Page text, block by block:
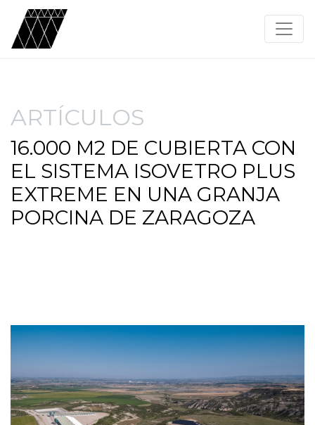
ARTÍCULOS
16.000 M2 DE CUBIERTA CON
EL SISTEMA ISOVETRO PLUS
EXTREME EN UNA GRANJA
PORCINA DE ZARAGOZA